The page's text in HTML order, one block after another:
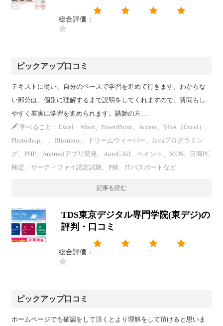
総合評価：
ピックアップ口コミ
テキストに従い、自分のペースで学習を進めて行きます。わからな
い部分は、個別に理解するまで説明をしてくれますので、質問もし
やすく着実に学習を進められます。講師の方…
学べること：Excel・Word、PowerPoint、Access、VBA（Excel）、
Photoshop、 、Illustrator、ドリームウィーバー、Javaプログラミン
グ、PHP、Androidアプリ開発、AutoCAD、ペイント、MOS、日商PC
検定、サーティファイ認定試験、P検、ITパスポートなど
記事を読む
TDS東京デジタル専門学院(東デジ)の
評判・口コミ
総合評価：
ピックアップ口コミ
ホームページでも確認をして頂くとより理解をして頂けると思いま